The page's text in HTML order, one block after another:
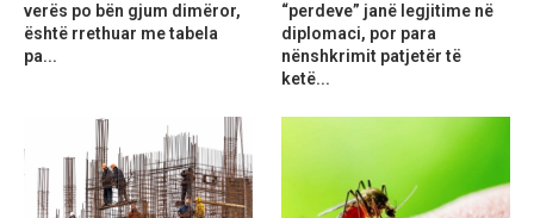
verës po bën gjum dimëror,
është rrethuar me tabela
pa...
“perdeve” janë legjitime në
diplomaci, por para
nënshkrimit patjetër të
ketë...